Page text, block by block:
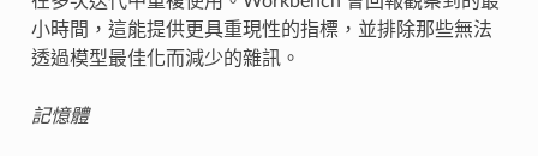
小時間，這能提供更具重現性的指標，並排除那些無法
透過模型最佳化而減少的雜訊。
記憶體